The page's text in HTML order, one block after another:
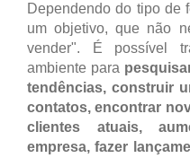
Dependendo do tipo de
um objetivo, que não
vender". É possível
ambiente para
tendências, construir
contatos, encontrar
clientes atuais,
empresa, fazer